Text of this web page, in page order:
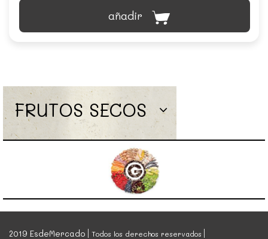
añadir
FRUTOS SECOS
2019 EsdeMercado
Todos los derechos reservados